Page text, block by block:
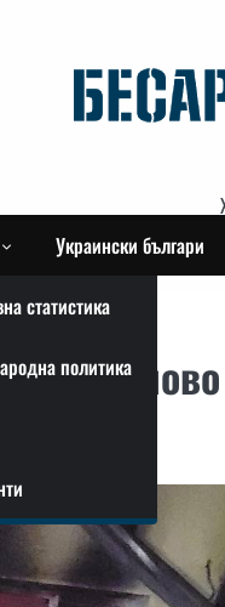
статистика
политика
Украински българи